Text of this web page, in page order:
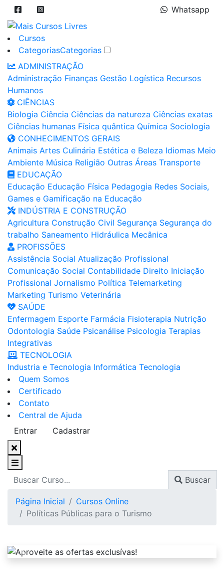
Whatsapp
Cursos
CategoriasCategorias
ADMINISTRAÇÃO
Administração Finanças Gestão Logística Recursos
Humanos
CIÊNCIAS
Biologia Ciência Ciências da natureza Ciências exatas
Ciências humanas Física quântica Química Sociologia
CONHECIMENTOS GERAIS
Animais Artes Culinária Estética e Beleza Idiomas Meio
Ambiente Música Religião Outras Áreas Transporte
EDUCAÇÃO
Educação Educação Física Pedagogia Redes Sociais,
Games e Gamificação na Educação
INDÚSTRIA E CONSTRUÇÃO
Agricultura Construção Civil Segurança Segurança do
trabalho Saneamento Hidráulica Mecânica
PROFISSÕES
Assistência Social Atualização Profissional
Comunicação Social Contabilidade Direito Iniciação
Profissional Jornalismo Política Telemarketing
Marketing Turismo Veterinária
SAÚDE
Enfermagem Esporte Farmácia Fisioterapia Nutrição
Odontologia Saúde Psicanálise Psicologia Terapias
Integrativas
TECNOLOGIA
Industria e Tecnologia Informática Tecnologia
Quem Somos
Certificado
Contato
Central de Ajuda
Entrar
Cadastrar
Buscar
Página Inicial
Cursos Online
Políticas Públicas para o Turismo